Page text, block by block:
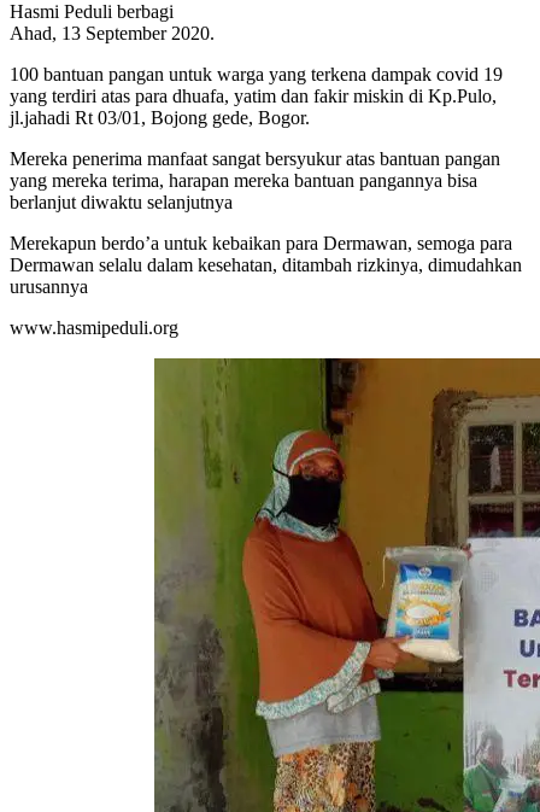
Hasmi Peduli berbagi
Ahad, 13 September 2020.
100 bantuan pangan untuk warga yang terkena dampak covid 19
yang terdiri atas para dhuafa, yatim dan fakir miskin di Kp.Pulo,
jl.jahadi Rt 03/01, Bojong gede, Bogor.
Mereka penerima manfaat sangat bersyukur atas bantuan pangan
yang mereka terima, harapan mereka bantuan pangannya bisa
berlanjut diwaktu selanjutnya
Merekapun berdo’a untuk kebaikan para Dermawan, semoga para
Dermawan selalu dalam kesehatan, ditambah rizkinya, dimudahkan
urusannya
www.hasmipeduli.org